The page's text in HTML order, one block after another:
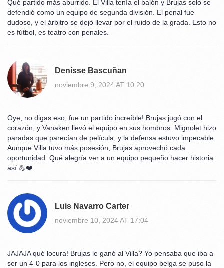
Qué partido más aburrido. El Villa tenía el balón y Brujas solo se
defendió como un equipo de segunda división. El penal fue
dudoso, y el árbitro se dejó llevar por el ruido de la grada. Esto no
es fútbol, es teatro con penales.
Denisse Bascuñan
noviembre 9, 2024 AT 10:20
Oye, no digas eso, fue un partido increíble! Brujas jugó con el
corazón, y Vanaken llevó el equipo en sus hombros. Mignolet hizo
paradas que parecían de película, y la defensa estuvo impecable.
Aunque Villa tuvo más posesión, Brujas aprovechó cada
oportunidad. Qué alegría ver a un equipo pequeño hacer historia
así 💪❤️
Luis Navarro Carter
noviembre 10, 2024 AT 17:04
JAJAJA qué locura! Brujas le ganó al Villa? Yo pensaba que iba a
ser un 4-0 para los ingleses. Pero no, el equipo belga se puso la